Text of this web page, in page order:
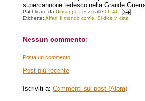
supercannone tedesco nella Grande
Pubblicato daGiuseppe Leuzzi alle06:44
Etichette:Affari Il mondo com'è ,Si dice in città
Nessun commento:
Posta un commento
Post più recente
Iscriviti a:Commenti sul post (Atom)